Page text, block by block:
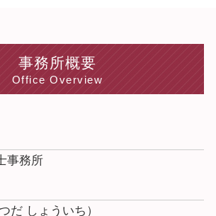
事務所概要
Office Overview
事務所
だ しょういち）